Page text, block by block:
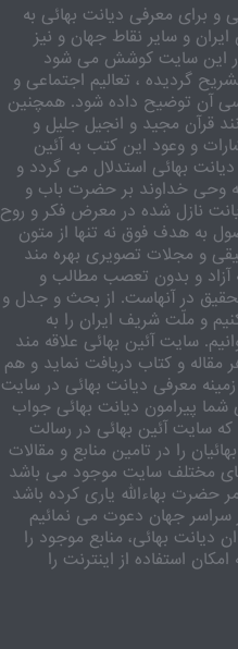
و برای معرفی دیانت بهائی به
و سایر نقاط جهان و نیز
در این سایت کوشش می شود
گردیده ، تعالیم اجتماعی و
آن توضیح داده شود. همچنین
قرآن مجید و انجیل جلیل و
و وعود این کتب به آئین
بهائی استدلال می گردد و
وحی خداوند بر حضرت باب و
نازل شده در معرض فکر و روح
به هدف فوق نه تنها از متون
و مجلات تصویری بهره مند
آزاد و بدون تعصب مطالب و
در آنهاست. از بحث و جدل و
و ملّت شریف ایران را به
سایت آئین بهائی علاقه مند
و کتاب دریافت نماید و هم
معرفی دیانت بهائی در سایت
پیرامون دیانت بهائی جواب
سایت آئین بهائی در رسالت
را در تامین منابع و مقالات
مختلف سایت موجود می باشد
حضرت بهاءالله یاری کرده باشد
سراسر جهان دعوت می نمائیم
دیانت بهائی، منابع موجود را
استفاده از اینترنت را